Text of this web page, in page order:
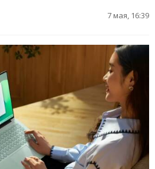
7 мая, 16:39